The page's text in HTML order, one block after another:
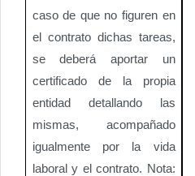
caso de que no figuren en
el contrato dichas tareas,
se deberá aportar un
certificado de la propia
entidad detallando las
mismas, acompañado
igualmente por la vida
laboral y el contrato. Nota: